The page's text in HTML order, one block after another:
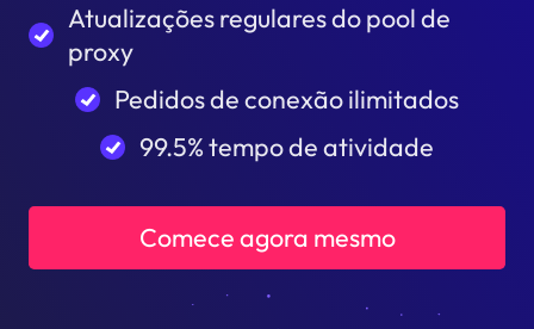
Atualizações regulares do pool de
proxy
Pedidos de conexão ilimitados
99.5% tempo de atividade
Comece agora mesmo